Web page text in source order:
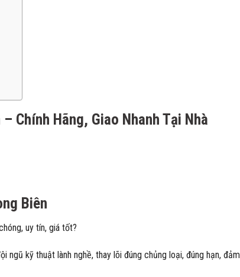
Chính Hãng, Giao Nhanh Tại Nhà
Biên
uy tín, giá tốt?
ngũ kỹ thuật lành nghề, thay lõi đúng chủng loại, đúng hạn, đảm